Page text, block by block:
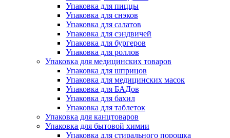
Упаковка для пиццы
Упаковка для снэков
Упаковка для салатов
Упаковка для сэндвичей
Упаковка для бургеров
Упаковка для роллов
Упаковка для медицинских товаров
Упаковка для шприцов
Упаковка для медицинских масок
Упаковка для БАДов
Упаковка для бахил
Упаковка для таблеток
Упаковка для канцтоваров
Упаковка для бытовой химии
Упаковка для стирального порошка